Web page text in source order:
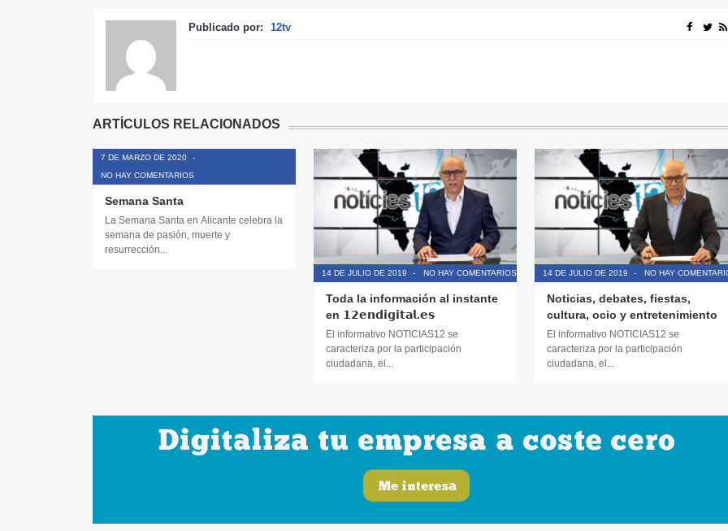
Publicado por: 12tv
ARTÍCULOS RELACIONADOS
7 DE MARZO DE 2020
-
NO HAY COMENTARIOS
Semana Santa
La Semana Santa en Alicante celebra la
semana de pasión, muerte y
resurrección...
14 DE JULIO DE 2019 - NO HAY COMENTARIOS
Toda la información al instante
en 𝟭𝟮𝗲𝗻𝗱𝗶𝗴𝗶𝘁𝗮𝗹.𝗲𝘀
El informativo NOTICIAS12 se
caracteriza por la participación
ciudadana, el...
14 DE JULIO DE 2019 - NO HAY
Noticias, debates, fiestas,
cultura, ocio y entretenimiento
El informativo NOTICIAS12 se
caracteriza por la participación
ciudadana, el...